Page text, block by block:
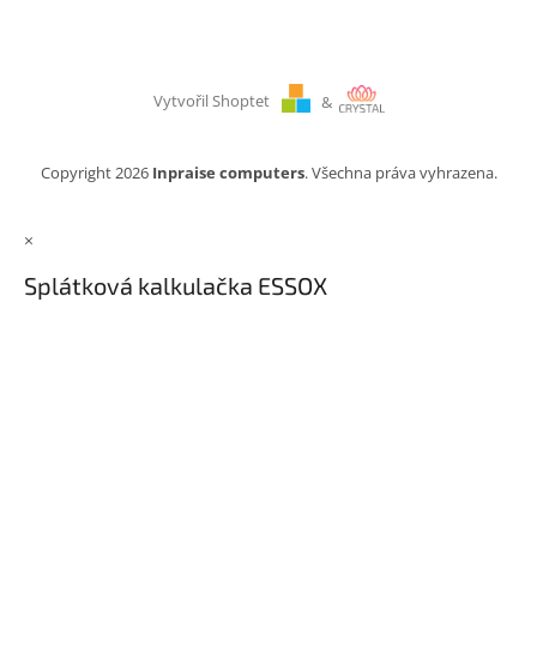
Vytvořil Shoptet &
Copyright 2026 Inpraise computers. Všechna práva vyhrazena.
×
Splátková kalkulačka ESSOX